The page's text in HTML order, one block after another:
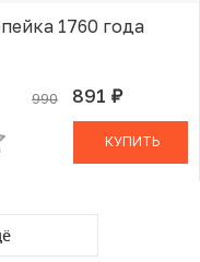
1760 года
990 891 руб.
В КОРЗИНЕ
КУПИТЬ